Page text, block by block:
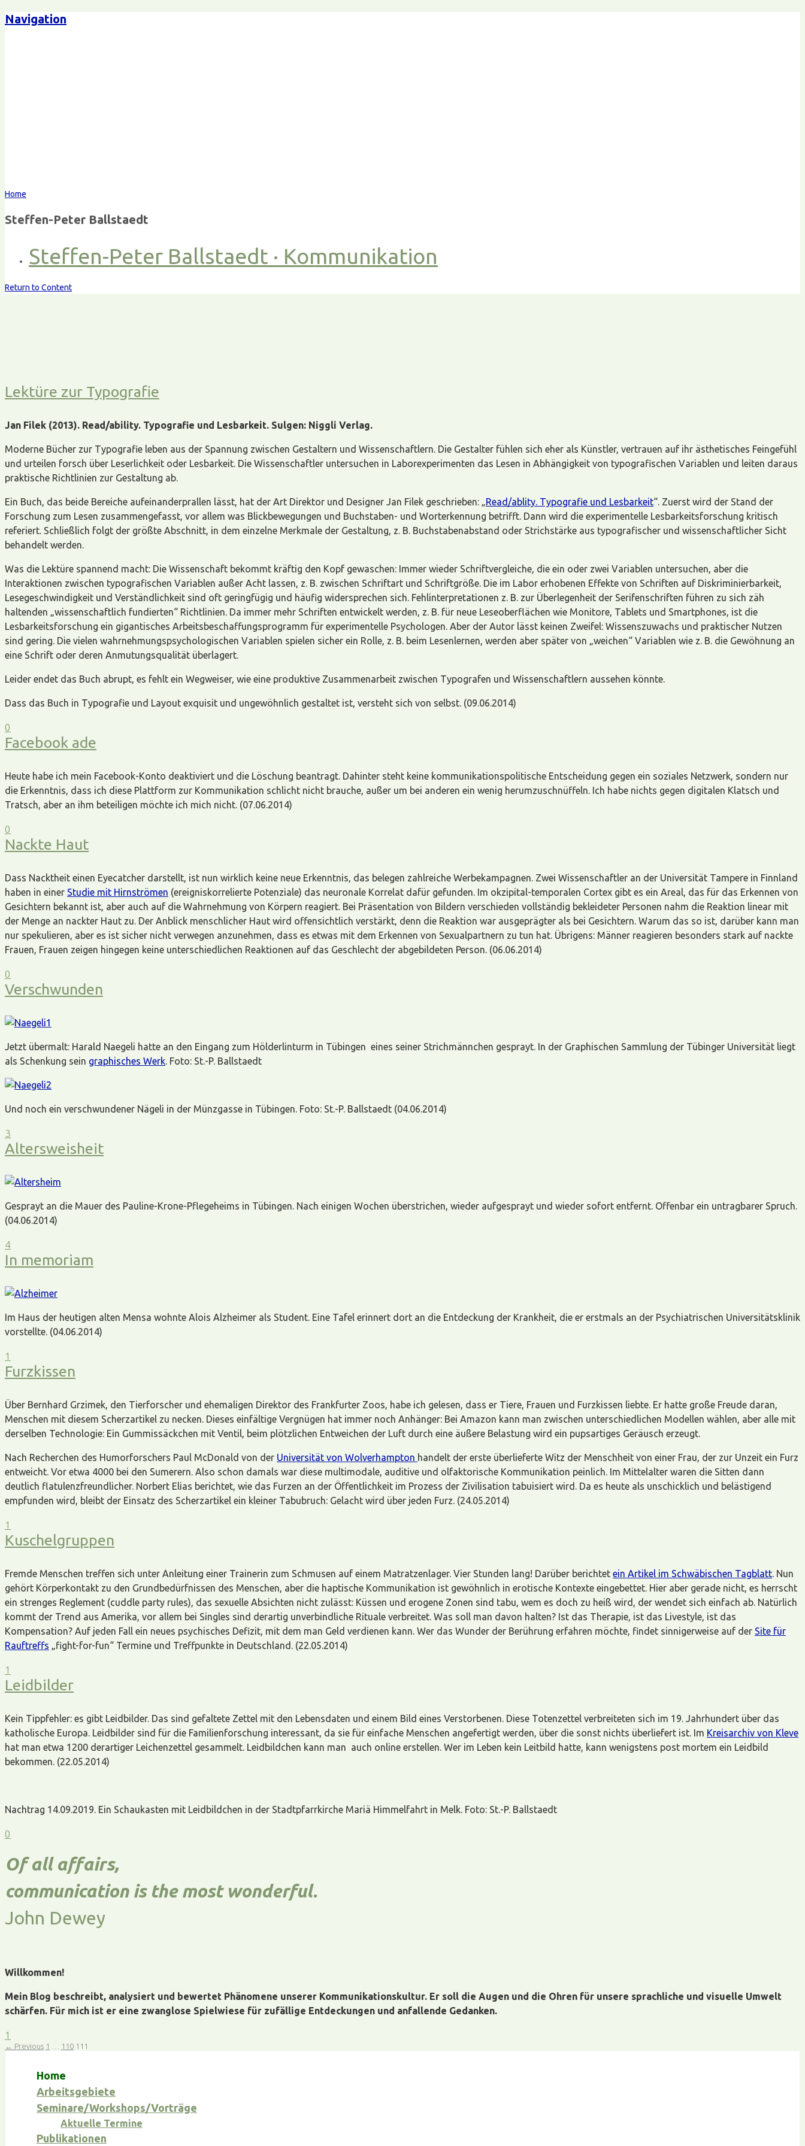
Navigation
Home
Steffen-Peter Ballstaedt
Steffen-Peter Ballstaedt · Kommunikation
Return to Content
Lektüre zur Typografie
Jan Filek (2013). Read/ability. Typografie und Lesbarkeit. Sulgen: Niggli Verlag.
Moderne Bücher zur Typografie leben aus der Spannung zwischen Gestaltern und Wissenschaftlern. Die Gestalter fühlen sich eher als Künstler, vertrauen auf ihr ästhetisches Feingefühl
und urteilen forsch über Leserlichkeit oder Lesbarkeit. Die Wissenschaftler untersuchen in Laborexperimenten das Lesen in Abhängigkeit von typografischen Variablen und leiten daraus
praktische Richtlinien zur Gestaltung ab.
Ein Buch, das beide Bereiche aufeinanderprallen lässt, hat der Art Direktor und Designer Jan Filek geschrieben: „Read/ablity. Typografie und Lesbarkeit“. Zuerst wird der Stand der
Forschung zum Lesen zusammengefasst, vor allem was Blickbewegungen und Buchstaben- und Worterkennung betrifft. Dann wird die experimentelle Lesbarkeitsforschung kritisch
referiert. Schließlich folgt der größte Abschnitt, in dem einzelne Merkmale der Gestaltung, z. B. Buchstabenabstand oder Strichstärke aus typografischer und wissenschaftlicher Sicht
behandelt werden.
Was die Lektüre spannend macht: Die Wissenschaft bekommt kräftig den Kopf gewaschen: Immer wieder Schriftvergleiche, die ein oder zwei Variablen untersuchen, aber die
Interaktionen zwischen typografischen Variablen außer Acht lassen, z. B. zwischen Schriftart und Schriftgröße. Die im Labor erhobenen Effekte von Schriften auf Diskriminierbarkeit,
Lesegeschwindigkeit und Verständlichkeit sind oft geringfügig und häufig widersprechen sich. Fehlinterpretationen z. B. zur Überlegenheit der Serifenschriften führen zu sich zäh
haltenden „wissenschaftlich fundierten“ Richtlinien. Da immer mehr Schriften entwickelt werden, z. B. für neue Leseoberflächen wie Monitore, Tablets und Smartphones, ist die
Lesbarkeitsforschung ein gigantisches Arbeitsbeschaffungsprogramm für experimentelle Psychologen. Aber der Autor lässt keinen Zweifel: Wissenszuwachs und praktischer Nutzen
sind gering. Die vielen wahrnehmungspsychologischen Variablen spielen sicher ein Rolle, z. B. beim Lesenlernen, werden aber später von „weichen“ Variablen wie z. B. die Gewöhnung an
eine Schrift oder deren Anmutungsqualität überlagert.
Leider endet das Buch abrupt, es fehlt ein Wegweiser, wie eine produktive Zusammenarbeit zwischen Typografen und Wissenschaftlern aussehen könnte.
Dass das Buch in Typografie und Layout exquisit und ungewöhnlich gestaltet ist, versteht sich von selbst. (09.06.2014)
0
Facebook ade
Heute habe ich mein Facebook-Konto deaktiviert und die Löschung beantragt. Dahinter steht keine kommunikationspolitische Entscheidung gegen ein soziales Netzwerk, sondern nur
die Erkenntnis, dass ich diese Plattform zur Kommunikation schlicht nicht brauche, außer um bei anderen ein wenig herumzuschnüffeln. Ich habe nichts gegen digitalen Klatsch und
Tratsch, aber an ihm beteiligen möchte ich mich nicht. (07.06.2014)
0
Nackte Haut
Dass Nacktheit einen Eyecatcher darstellt, ist nun wirklich keine neue Erkenntnis, das belegen zahlreiche Werbekampagnen. Zwei Wissenschaftler an der Universität Tampere in Finnland
haben in einer Studie mit Hirnströmen (ereigniskorrelierte Potenziale) das neuronale Korrelat dafür gefunden. Im okzipital-temporalen Cortex gibt es ein Areal, das für das Erkennen von
Gesichtern bekannt ist, aber auch auf die Wahrnehmung von Körpern reagiert. Bei Präsentation von Bildern verschieden vollständig bekleideter Personen nahm die Reaktion linear mit
der Menge an nackter Haut zu. Der Anblick menschlicher Haut wird offensichtlich verstärkt, denn die Reaktion war ausgeprägter als bei Gesichtern. Warum das so ist, darüber kann man
nur spekulieren, aber es ist sicher nicht verwegen anzunehmen, dass es etwas mit dem Erkennen von Sexualpartnern zu tun hat. Übrigens: Männer reagieren besonders stark auf nackte
Frauen, Frauen zeigen hingegen keine unterschiedlichen Reaktionen auf das Geschlecht der abgebildeten Person. (06.06.2014)
0
Verschwunden
Jetzt übermalt: Harald Naegeli hatte an den Eingang zum Hölderlinturm in Tübingen eines seiner Strichmännchen gesprayt. In der Graphischen Sammlung der Tübinger Universität liegt
als Schenkung sein graphisches Werk. Foto: St.-P. Ballstaedt
Und noch ein verschwundener Nägeli in der Münzgasse in Tübingen. Foto: St.-P. Ballstaedt (04.06.2014)
3
Altersweisheit
Gesprayt an die Mauer des Pauline-Krone-Pflegeheims in Tübingen. Nach einigen Wochen überstrichen, wieder aufgesprayt und wieder sofort entfernt. Offenbar ein untragbarer Spruch.
(04.06.2014)
4
In memoriam
Im Haus der heutigen alten Mensa wohnte Alois Alzheimer als Student. Eine Tafel erinnert dort an die Entdeckung der Krankheit, die er erstmals an der Psychiatrischen Universitätsklinik
vorstellte. (04.06.2014)
1
Furzkissen
Über Bernhard Grzimek, den Tierforscher und ehemaligen Direktor des Frankfurter Zoos, habe ich gelesen, dass er Tiere, Frauen und Furzkissen liebte. Er hatte große Freude daran,
Menschen mit diesem Scherzartikel zu necken. Dieses einfältige Vergnügen hat immer noch Anhänger: Bei Amazon kann man zwischen unterschiedlichen Modellen wählen, aber alle mit
derselben Technologie: Ein Gummissäckchen mit Ventil, beim plötzlichen Entweichen der Luft durch eine äußere Belastung wird ein pupsartiges Geräusch erzeugt.
Nach Recherchen des Humorforschers Paul McDonald von der Universität von Wolverhampton handelt der erste überlieferte Witz der Menschheit von einer Frau, der zur Unzeit ein Furz
entweicht. Vor etwa 4000 bei den Sumerern. Also schon damals war diese multimodale, auditive und olfaktorische Kommunikation peinlich. Im Mittelalter waren die Sitten dann
deutlich flatulenzfreundlicher. Norbert Elias berichtet, wie das Furzen an der Öffentlichkeit im Prozess der Zivilisation tabuisiert wird. Da es heute als unschicklich und belästigend
empfunden wird, bleibt der Einsatz des Scherzartikel ein kleiner Tabubruch: Gelacht wird über jeden Furz. (24.05.2014)
1
Kuschelgruppen
Fremde Menschen treffen sich unter Anleitung einer Trainerin zum Schmusen auf einem Matratzenlager. Vier Stunden lang! Darüber berichtet ein Artikel im Schwäbischen Tagblatt. Nun
gehört Körperkontakt zu den Grundbedürfnissen des Menschen, aber die haptische Kommunikation ist gewöhnlich in erotische Kontexte eingebettet. Hier aber gerade nicht, es herrscht
ein strenges Reglement (cuddle party rules), das sexuelle Absichten nicht zulässt: Küssen und erogene Zonen sind tabu, wem es doch zu heiß wird, der wendet sich einfach ab. Natürlich
kommt der Trend aus Amerika, vor allem bei Singles sind derartig unverbindliche Rituale verbreitet. Was soll man davon halten? Ist das Therapie, ist das Livestyle, ist das
Kompensation? Auf jeden Fall ein neues psychisches Defizit, mit dem man Geld verdienen kann. Wer das Wunder der Berührung erfahren möchte, findet sinnigerweise auf der Site für
Rauftreffs „fight-for-fun“ Termine und Treffpunkte in Deutschland. (22.05.2014)
1
Leidbilder
Kein Tippfehler: es gibt Leidbilder. Das sind gefaltete Zettel mit den Lebensdaten und einem Bild eines Verstorbenen. Diese Totenzettel verbreiteten sich im 19. Jahrhundert über das
katholische Europa. Leidbilder sind für die Familienforschung interessant, da sie für einfache Menschen angefertigt werden, über die sonst nichts überliefert ist. Im Kreisarchiv von Kleve
hat man etwa 1200 derartiger Leichenzettel gesammelt. Leidbildchen kann man auch online erstellen. Wer im Leben kein Leitbild hatte, kann wenigstens post mortem ein Leidbild
bekommen. (22.05.2014)
Nachtrag 14.09.2019. Ein Schaukasten mit Leidbildchen in der Stadtpfarrkirche Mariä Himmelfahrt in Melk. Foto: St.-P. Ballstaedt
0
Of all affairs,
communication is the most wonderful.
John Dewey
Willkommen!
Mein Blog beschreibt, analysiert und bewertet Phänomene unserer Kommunikationskultur. Er soll die Augen und die Ohren für unsere sprachliche und visuelle Umwelt
schärfen. Für mich ist er eine zwanglose Spielwiese für zufällige Entdeckungen und anfallende Gedanken.
1
← Previous 1 110 111
Home
Arbeitsgebiete
Seminare/Workshops/Vorträge
Aktuelle Termine
Publikationen